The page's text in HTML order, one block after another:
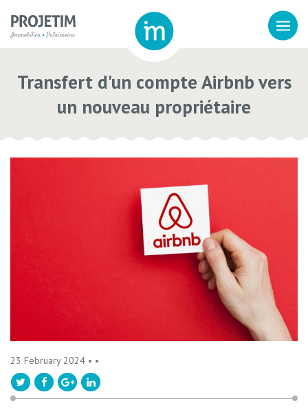
Transfert d'un compte Airbnb vers
un nouveau propriétaire
23 February 2024 • •